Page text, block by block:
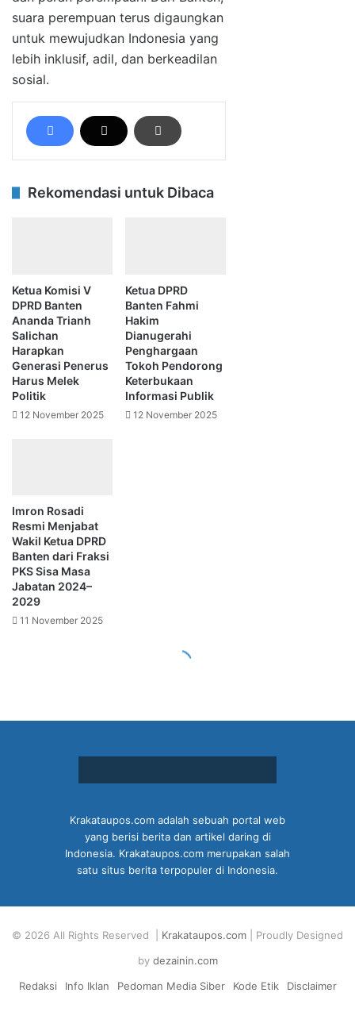
Krakataupos.com adalah sebuah portal web
yang berisi berita dan artikel daring di
Indonesia. Krakataupos.com merupakan salah
satu situs berita terpopuler di Indonesia.
© 2026 All Rights Reserved | Krakataupos.com | Proudly Designed
by dezainin.com
Redaksi
Info Iklan Pedoman Media Siber Kode Etik Disclaimer